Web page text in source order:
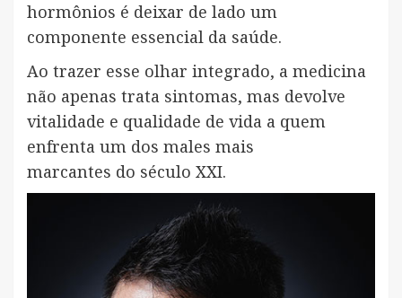
hormônios é deixar de lado um
componente essencial da saúde.
Ao trazer esse olhar integrado, a medicina
não apenas trata sintomas, mas devolve
vitalidade e qualidade de vida a quem
enfrenta um dos males mais
marcantes do século XXI.